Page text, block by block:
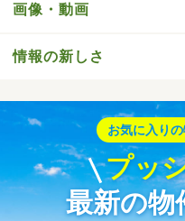
画像・動画
情報の新しさ
お気に入り
プッ
最新の物